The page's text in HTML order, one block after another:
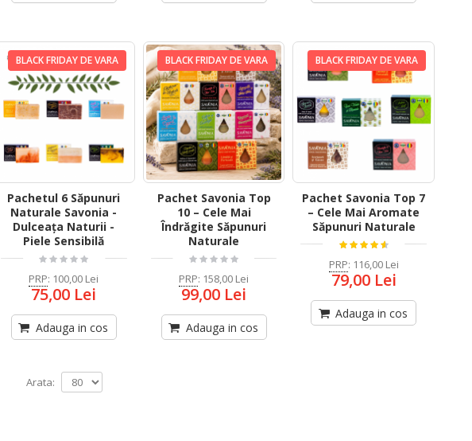
BLACK FRIDAY DE VARA
Pachetul 6 Săpunuri
Naturale Savonia -
Dulceața Naturii -
Piele Sensibilă
PRP: 100,00 Lei
75,00 Lei
Adauga in cos
BLACK FRIDAY DE VARA
Pachet Savonia Top
10 – Cele Mai
Îndrăgite Săpunuri
Naturale
PRP: 158,00 Lei
99,00 Lei
Adauga in cos
BLACK FRIDAY DE VARA
Pachet Savonia Top 7
– Cele Mai Aromate
Săpunuri Naturale
PRP: 116,00 Lei
79,00 Lei
Adauga in cos
Arata: